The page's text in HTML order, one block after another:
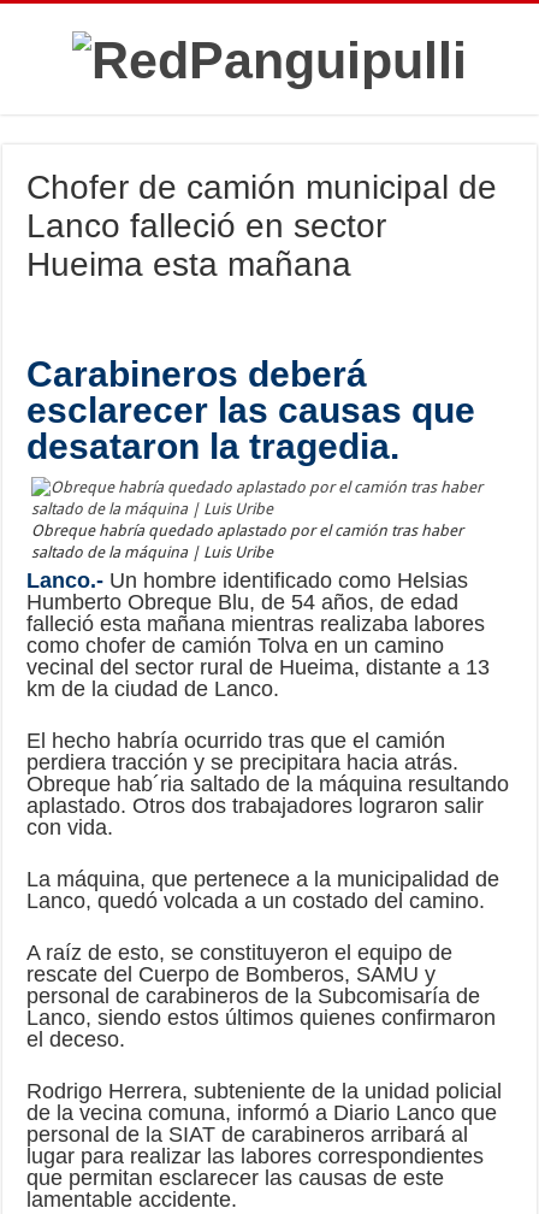
Chofer de camión municipal de
Lanco falleció en sector
Hueima esta mañana
Carabineros deberá
esclarecer las causas que
desataron la tragedia.
Obreque habría quedado aplastado por el camión tras haber
saltado de la máquina | Luis Uribe
Lanco.- Un hombre identificado como Helsias
Humberto Obreque Blu, de 54 años, de edad
falleció esta mañana mientras realizaba labores
como chofer de camión Tolva en un camino
vecinal del sector rural de Hueima, distante a 13
km de la ciudad de Lanco.
El hecho habría ocurrido tras que el camión
perdiera tracción y se precipitara hacia atrás.
Obreque hab´ria saltado de la máquina resultando
aplastado. Otros dos trabajadores lograron salir
con vida.
La máquina, que pertenece a la municipalidad de
Lanco, quedó volcada a un costado del camino.
A raíz de esto, se constituyeron el equipo de
rescate del Cuerpo de Bomberos, SAMU y
personal de carabineros de la Subcomisaría de
Lanco, siendo estos últimos quienes confirmaron
el deceso.
Rodrigo Herrera, subteniente de la unidad policial
de la vecina comuna, informó a Diario Lanco que
personal de la SIAT de carabineros arribará al
lugar para realizar las labores correspondientes
que permitan esclarecer las causas de este
lamentable accidente.